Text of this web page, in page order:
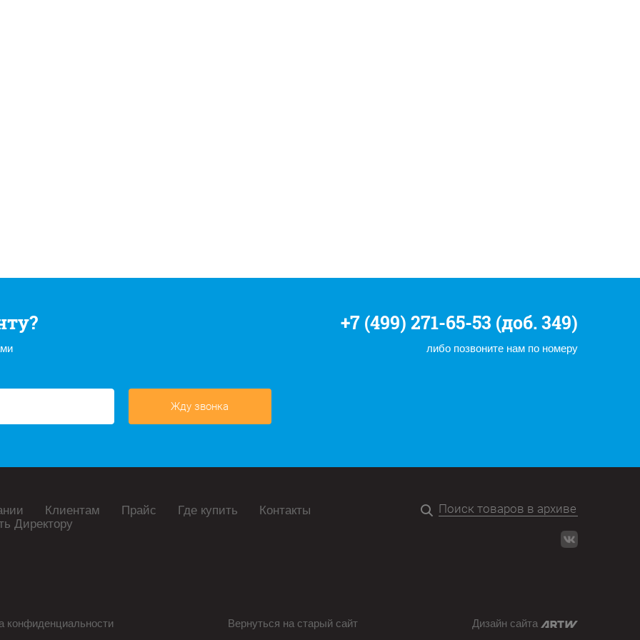
+7 (499) 271-65-53 (доб. 349)
либо позвоните нам по номеру
Жду звонка
Клиентам Прайс Где купить Контакты
Директору
конфиденциальности Вернуться на старый сайт Дизайн сайта